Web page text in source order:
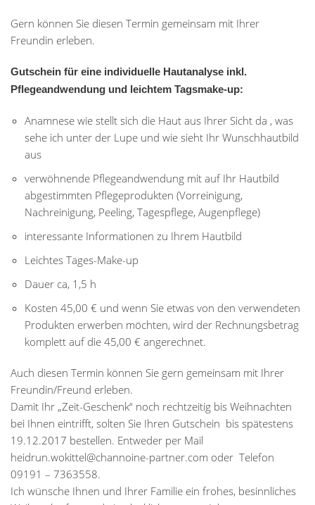
Gern können Sie diesen Termin gemeinsam mit Ihrer
Freundin erleben.
Gutschein für eine individuelle Hautanalyse inkl.
Pflegeandwendung und leichtem Tagsmake-up:
Anamnese wie stellt sich die Haut aus Ihrer Sicht da , was
sehe ich unter der Lupe und wie sieht Ihr Wunschhautbild
aus
verwöhnende Pflegeandwendung mit auf Ihr Hautbild
abgestimmten Pflegeprodukten (Vorreinigung,
Nachreinigung, Peeling, Tagespflege, Augenpflege)
interessante Informationen zu Ihrem Hautbild
Leichtes Tages-Make-up
Dauer ca, 1,5 h
Kosten 45,00 € und wenn Sie etwas von den verwendeten
Produkten erwerben möchten, wird der Rechnungsbetrag
komplett auf die 45,00 € angerechnet.
Auch diesen Termin können Sie gern gemeinsam mit Ihrer
Freundin/Freund erleben.
Damit Ihr „Zeit-Geschenk“ noch rechtzeitig bis Weihnachten
bei Ihnen eintrifft, solten Sie Ihren Gutschein bis spätestens
19.12.2017 bestellen. Entweder per Mail
heidrun.wokittel@channoine-partner.com oder Telefon
09191 – 7363558.
Ich wünsche Ihnen und Ihrer Familie ein frohes, besinnliches